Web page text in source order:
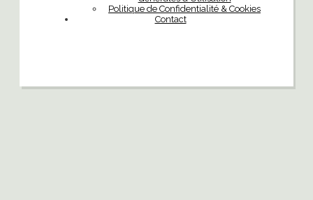
Politique de Confidentialité & Cookies
Contact